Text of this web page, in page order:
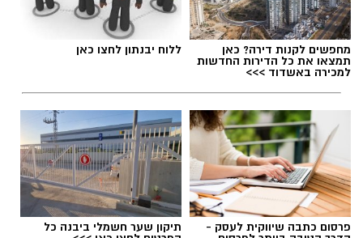
.
עומרי לזר ורון נגר באימון של קבוצת הילדים
מחפשים לקנות דירה? כאן
תמצאו את כל הדירות החדשות
למכירה באשדוד >>>
ללוח יבנתון לחצו כאן
פרסום כתבה שיווקית לעסק - תיקון שער חשמלי ביבנה כל